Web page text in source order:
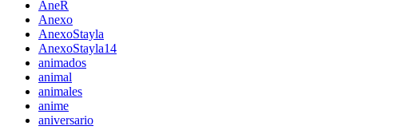
AneR
Anexo
AnexoStayla
AnexoStayla14
animados
animal
animales
anime
aniversario